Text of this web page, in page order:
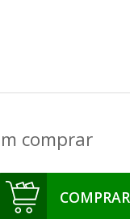
comprar